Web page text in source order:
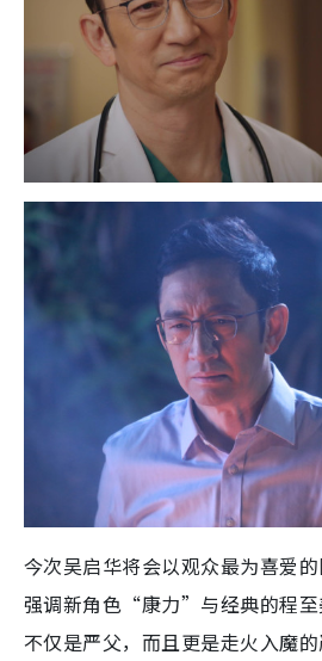
今次吴启华将会以观众最为喜爱
强调新角色“康力”与经典的程至
不仅是严父，而且更是走火入魔